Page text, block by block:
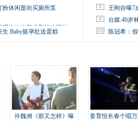
休闲逛街买厕所泵
给媒体要求删掉这照片
Baby挺孕肚送蛋糕
8 王刚自曝7
9 台媒:40岁
10 陈冠希：
许魏洲《那又怎样》曝
姜育恒长春个唱